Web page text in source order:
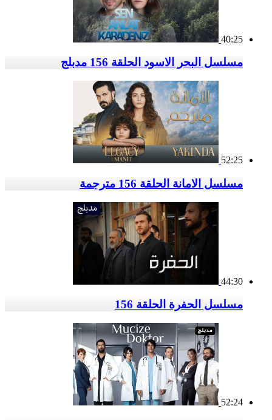
40:25
مسلسل البحر الاسود الحلقة 156 مدبلج
52:25
مسلسل الامانة الحلقة 156 مترجمة
44:30
مسلسل الحفرة الحلقة 156
52:24